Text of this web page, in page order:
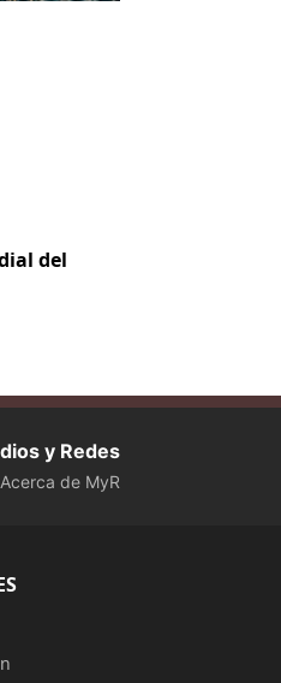
del
y Redes
Acerca de MyR